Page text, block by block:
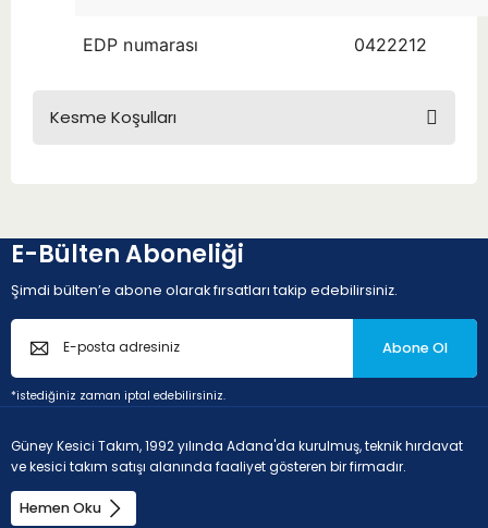
EDP numarası 0422212
Kesme Koşulları
E-Bülten Aboneliği
Şimdi bülten’e abone olarak fırsatları takip edebilirsiniz.
Abone Ol
*istediğiniz zaman iptal edebilirsiniz.
Güney Kesici Takım, 1992 yılında Adana'da kurulmuş, teknik hırdavat
ve kesici takım satışı alanında faaliyet gösteren bir firmadır.
Hemen Oku